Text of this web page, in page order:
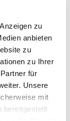
zu
anbieten
zu
zu Ihrer
für
Unsere
mit
bereitgestellt
15:30